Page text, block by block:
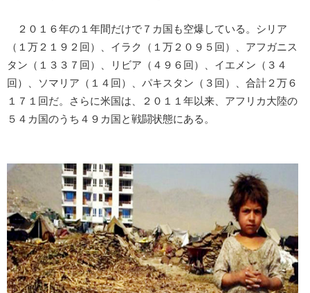
２０１６年の１年間だけで７カ国も空爆している。シリア
（１万２１９２回）、イラク（１万２０９５回）、アフガニス
タン（１３３７回）、リビア（４９６回）、イエメン（３４
回）、ソマリア（１４回）、パキスタン（３回）、合計２万６
１７１回だ。さらに米国は、２０１１年以来、アフリカ大陸の
５４カ国のうち４９カ国と戦闘状態にある。